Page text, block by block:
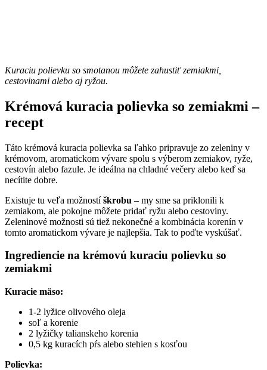
Kuraciu polievku so smotanou môžete zahustiť zemiakmi,
cestovinami alebo aj ryžou.
Krémová kuracia polievka so zemiakmi –
recept
Táto krémová kuracia polievka sa ľahko pripravuje zo zeleniny v
krémovom, aromatickom vývare spolu s výberom zemiakov, ryže,
cestovín alebo fazule. Je ideálna na chladné večery alebo keď sa
necítite dobre.
Existuje tu veľa možnostíškrobu – my sme sa priklonili k
zemiakom, ale pokojne môžete pridať ryžu alebo cestoviny.
Zeleninové možnosti sú tiež nekonečné a kombinácia korenín v
tomto aromatickom vývare je najlepšia. Tak to poďte vyskúšať.
Ingrediencie na krémovú kuraciu polievku so
zemiakmi
Kuracie mäso:
1-2 lyžice olivového oleja
soľ a korenie
2 lyžičky talianskeho korenia
0,5 kg kuracích pŕs alebo stehien s kosťou
Polievka: